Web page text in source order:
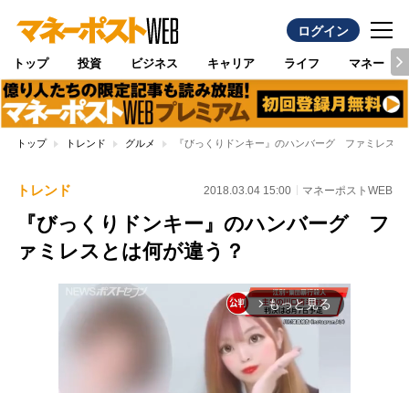
ログイン
トップ 投資 ビジネス キャリア ライフ マネー
トップ トレンド グルメ 『びっくりドンキー』のハンバーグ ファミレスと
トレンド 2018.03.04 15:00 マネーポストWEB
『びっくりドンキー』のハンバーグ フ
ァミレスとは何が違う？
arrow_forward_ios もっと見る